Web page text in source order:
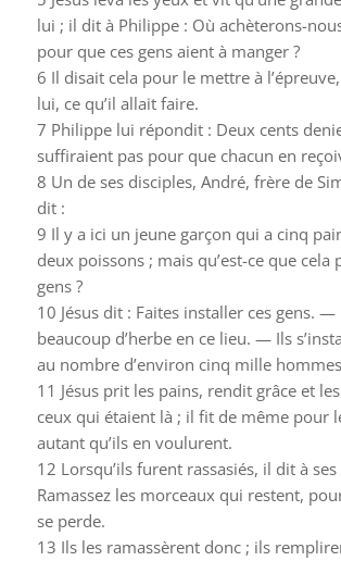
lui ; il dit à Philippe : Où achèterons-
pour que ces gens aient à manger ?
6 Il disait cela pour le mettre à
lui, ce qu’il allait faire.
7 Philippe lui répondit : Deux cents
suffiraient pas pour que chacun en
8 Un de ses disciples, André, frère de
dit :
9 Il y a ici un jeune garçon qui a cinq
deux poissons ; mais qu’est-ce que cela
gens ?
10 Jésus dit : Faites installer ces gens.
beaucoup d’herbe en ce lieu. — Ils
au nombre d’environ cinq mille
11 Jésus prit les pains, rendit grâce et
ceux qui étaient là ; il fit de même pour
autant qu’ils en voulurent.
12 Lorsqu’ils furent rassasiés, il dit à
Ramassez les morceaux qui restent,
se perde.
13 Ils les ramassèrent donc ; ils